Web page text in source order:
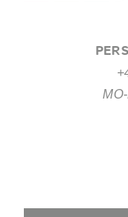
Nachhaltigkeit